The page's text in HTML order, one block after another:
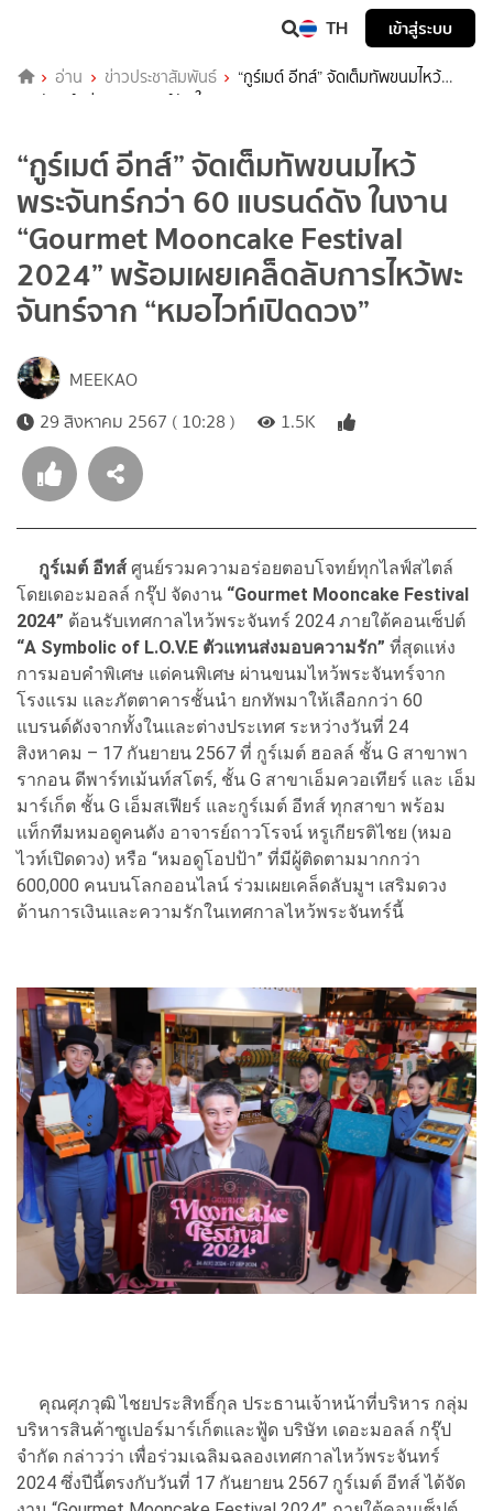
TH เข้าสู่ระบบ
อ่าน ข่าวประชาสัมพันธ์
“กูร์เมต์ อีทส์” จัดเต็มทัพขนมไหว้
พระจันทร์กว่า 60 แบรนด์ดัง ในงาน “Gourmet Mooncake Festival
“กูร์เมต์ อีทส์” จัดเต็มทัพขนมไหว้
พระจันทร์กว่า 60 แบรนด์ดัง ในงาน
“Gourmet Mooncake Festival
2024” พร้อมเผยเคล็ดลับการไหว้พะ
จันทร์จาก “หมอไวท์เปิดดวง”
MEEKAO
29 สิงหาคม 2567 ( 10:28 )
1.5K
กูร์เมต์ อีทส์ ศูนย์รวมความอร่อยตอบโจทย์ทุกไลฟ์สไตล์
โดยเดอะมอลล์ กรุ๊ป จัดงาน “Gourmet Mooncake Festival
2024” ต้อนรับเทศกาลไหว้พระจันทร์ 2024 ภายใต้คอนเซ็ปต์
“A Symbolic of L.O.V.E ตัวแทนส่งมอบความรัก” ที่สุดแห่ง
การมอบคำพิเศษ แด่คนพิเศษ ผ่านขนมไหว้พระจันทร์จาก
โรงแรม และภัตตาคารชั้นนำ ยกทัพมาให้เลือกกว่า 60
แบรนด์ดังจากทั้งในและต่างประเทศ ระหว่างวันที่ 24
สิงหาคม – 17 กันยายน 2567 ที่ กูร์เมต์ ฮอลล์ ชั้น G สาขาพา
รากอน ดีพาร์ทเม้นท์สโตร์, ชั้น G สาขาเอ็มควอเทียร์ และ เอ็ม
มาร์เก็ต ชั้น G เอ็มสเฟียร์ และกูร์เมต์ อีทส์ ทุกสาขา พร้อม
แท็กทีมหมอดูคนดัง อาจารย์ถาวโรจน์ หรูเกียรติไชย (หมอ
ไวท์เปิดดวง) หรือ “หมอดูโอปป้า” ที่มีผู้ติดตามมากกว่า
600,000 คนบนโลกออนไลน์ ร่วมเผยเคล็ดลับมูฯ เสริมดวง
ด้านการเงินและความรักในเทศกาลไหว้พระจันทร์นี้
คุณศุภวุฒิ ไชยประสิทธิ์กุล ประธานเจ้าหน้าที่บริหาร กลุ่ม
บริหารสินค้าซูเปอร์มาร์เก็ตและฟู้ด บริษัท เดอะมอลล์ กรุ๊ป
จำกัด กล่าวว่า เพื่อร่วมเฉลิมฉลองเทศกาลไหว้พระจันทร์
2024 ซึ่งปีนี้ตรงกับวันที่ 17 กันยายน 2567 กูร์เมต์ อีทส์ ได้จัด